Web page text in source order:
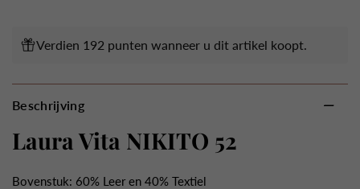
Verdien 192 punten wanneer u dit artikel koopt.
Beschrijving
Laura Vita NIKITO 52
Bovenstuk: 60% Leer en 40% Textiel